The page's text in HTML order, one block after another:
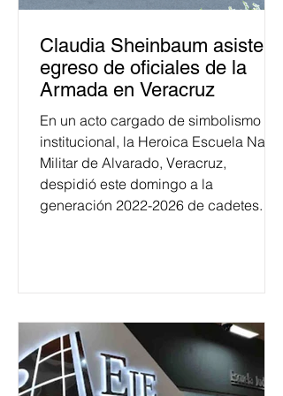
Claudia Sheinbaum asiste a
egreso de oficiales de la
Armada en Veracruz
En un acto cargado de simbolismo
institucional, la Heroica Escuela Naval
Militar de Alvarado, Veracruz,
despidió este domingo a la
generación 2022-2026 de cadetes.